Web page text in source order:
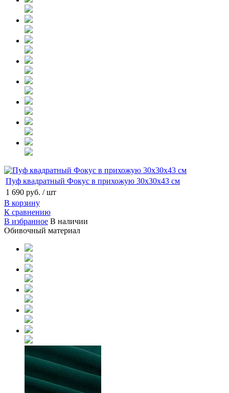
Пуф квадратный Фокус в прихожую 30х30х43 см
1 690 руб. / шт
В корзину
К сравнению
В избранное В наличии
Обивочный материал